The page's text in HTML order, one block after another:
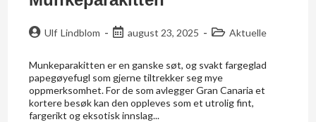
Ulf Lindblom august 23, 2025 Aktuelle
Munkeparakitten er en ganske søt, og svakt fargeglad
papegøyefugl som gjerne tiltrekker seg mye
oppmerksomhet. For de som avlegger Gran Canaria et
kortere besøk kan den oppleves som et utrolig fint,
fargerikt og eksotisk innslag...